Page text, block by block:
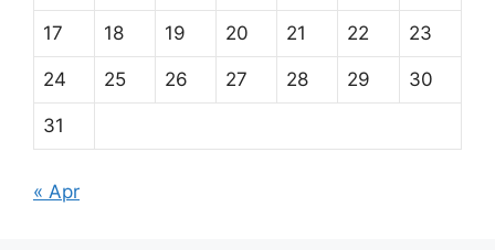
17 18 19 20 21 22 23
24 25 26 27 28 29 30
31
« Apr